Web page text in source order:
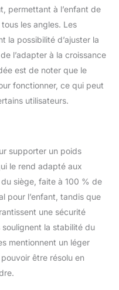
Choisir le
sauteur bébé
a été conçu
pour la
le confort des
En effet, il est
JPMA et est
aux normes de
plus
et amusante
enfant. C'est
pour la
dès le 1er age !
Spéciale
bébé sauteur
pour
à bébé
facilement,
permettant à l’enfant de
les angles. Les
la possibilité d’ajuster la
l’adapter à la croissance
est de noter que le
fonctionner, ce qui peut
utilisateurs.
supporter un poids
le rend adapté aux
siège, faite à 100 % de
pour l’enfant, tandis que
une sécurité
la stabilité du
mentionnent un léger
être résolu en